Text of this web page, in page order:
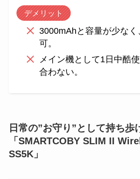
デメリット
3000mAhと容量が少な
可。
メイン機として1日中酷
合わない。
日常の”お守り”として持ち歩
「SMARTCOBY SLIM II
SS5K」